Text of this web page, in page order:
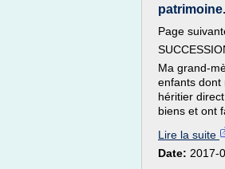
Page
Ma grand-
enfants dont
héritier
biens et ont
Lire la suite
Date: 2017-